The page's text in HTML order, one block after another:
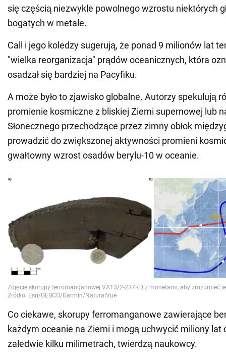
się częścią niezwykle powolnego wzrostu niektórych
bogatych w metale.
Call i jego koledzy sugerują, że ponad 9 milionów lat
"wielka reorganizacja" prądów oceanicznych, która
osadzał się bardziej na Pacyfiku.
A może było to zjawisko globalne. Autorzy spekulują
promienie kosmiczne z bliskiej Ziemi supernowej lub
Słonecznego przechodzące przez zimny obłok
prowadzić do zwiększonej aktywności promieni
gwałtowny wzrost osadów berylu-10 w oceanie.
Co ciekawe, skorupy ferromanganowe zawierające
każdym oceanie na Ziemi i mogą uchwycić miliony lat
zaledwie kilku milimetrach, twierdzą naukowcy.